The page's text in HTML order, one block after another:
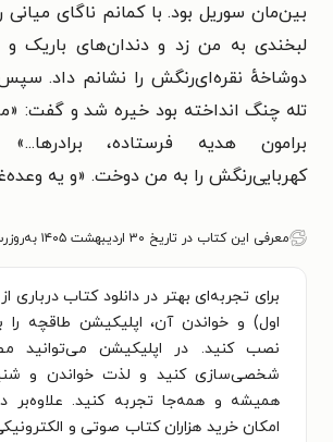
بین‌مان سوریل بود. با کمانم ناگای میانی
لبخندی به من زد و دندان‌های باریک و
دوشاخهٔ نقره‌ای‌رنگش را نشانم داد.
تله چنگ انداخته بود خیره شد و گفت:
برامون هدیه فرستاده،
کهربایی‌رنگش را به من دوخت. «و یه
معرفی این کتاب در تاریخ ۳۰ اردیبهشت ۱۴۰۵ به‌روزرسانی شده است.
برای تجربه‌ای بهتر در دانلود کتاب درباری
اول) و خواندن آن، اپلیکیشن طاقچه را
نصب کنید. در اپلیکیشن می‌توانید
شخصی‌سازی کنید و لذت خواندن و
همیشه و همه‌جا تجربه کنید. علاوه‌بر
امکان خرید هزاران کتاب صوتی و